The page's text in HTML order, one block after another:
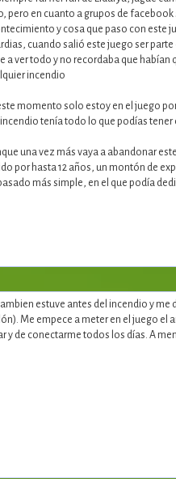
pero en cuanto a grupos de
y cosa que paso con este
cuando salió este juego ser
a ver todo y no recordaba que
incendio
momento solo estoy en el juego
tenía todo lo que podías
una vez más vaya a abandonar
por hasta 12 años, un montón de
más simple, en el que podía
estuve antes del incendio y
Me empece a meter en el juego el
y de conectarme todos los días. A